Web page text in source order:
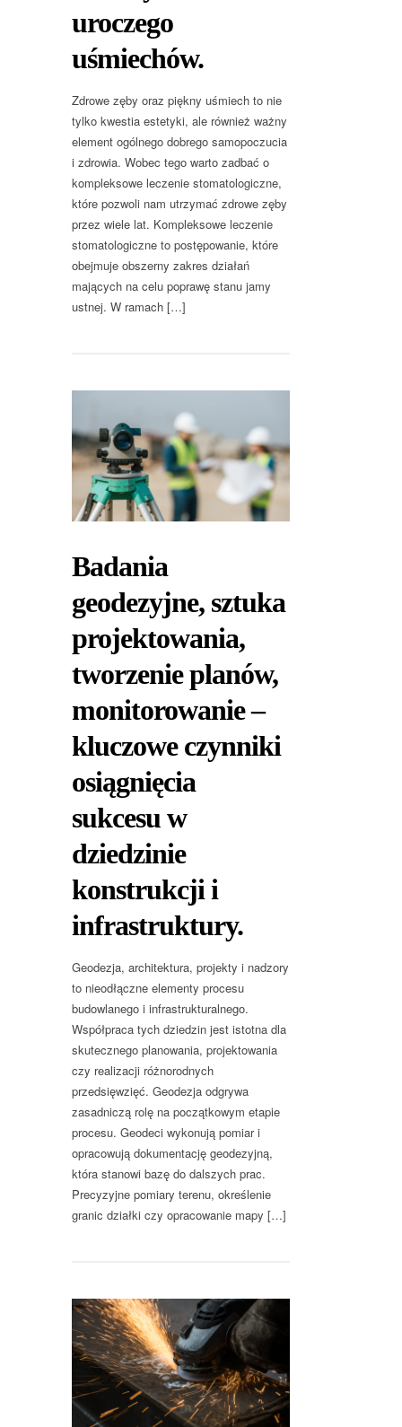
uroczego
uśmiechów.
Zdrowe zęby oraz piękny uśmiech to nie
tylko kwestia estetyki, ale również ważny
element ogólnego dobrego samopoczucia
i zdrowia. Wobec tego warto zadbać o
kompleksowe leczenie stomatologiczne,
które pozwoli nam utrzymać zdrowe zęby
przez wiele lat. Kompleksowe leczenie
stomatologiczne to postępowanie, które
obejmuje obszerny zakres działań
mających na celu poprawę stanu jamy
ustnej. W ramach […]
Badania
geodezyjne, sztuka
projektowania,
tworzenie planów,
monitorowanie –
kluczowe czynniki
osiągnięcia
sukcesu w
dziedzinie
konstrukcji i
infrastruktury.
Geodezja, architektura, projekty i nadzory
to nieodłączne elementy procesu
budowlanego i infrastrukturalnego.
Współpraca tych dziedzin jest istotna dla
skutecznego planowania, projektowania
czy realizacji różnorodnych
przedsięwzięć. Geodezja odgrywa
zasadniczą rolę na początkowym etapie
procesu. Geodeci wykonują pomiar i
opracowują dokumentację geodezyjną,
która stanowi bazę do dalszych prac.
Precyzyjne pomiary terenu, określenie
granic działki czy opracowanie mapy […]